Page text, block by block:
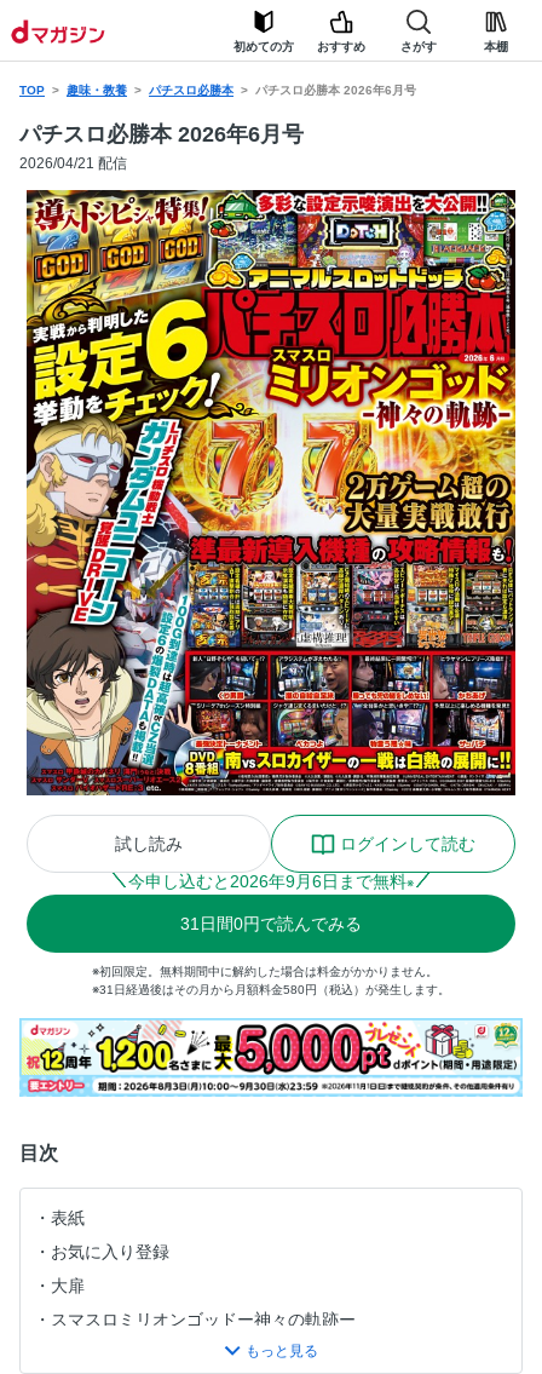
初めての方 おすすめ さがす 本棚
TOP 趣味・教養 パチスロ必勝本 パチスロ必勝本 2026年6月号
パチスロ必勝本 2026年6月号
2026/04/21 配信
試し読み
ログインして読む
今申し込むと 2026年9月6日まで無料※
31 日間0円で読んでみる
※初回限定。無料期間中に解約した場合は料金がかかりません。
※31日経過後はその月から月額料金580円（税込）が発生します。
目次
表紙
お気に入り登録
大扉
スマスロミリオンゴッドー神々の軌跡ー
アニマルスロットドッチ